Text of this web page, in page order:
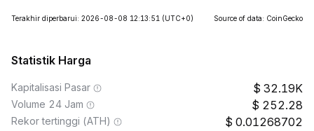
Terakhir diperbarui: 2026-08-08 12:13:51 (UTC+0) Source of data: CoinGecko
Statistik Harga
Kapitalisasi Pasar 32.19K
Volume 24 Jam 252.28
Rekor tertinggi (ATH) 0.01268702